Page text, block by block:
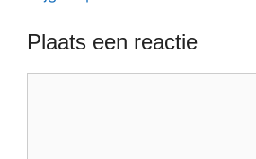
Plaats een reactie